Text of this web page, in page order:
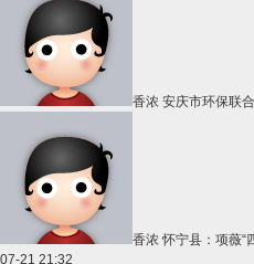
香浓 安庆市环保联
香浓怀宁县：项薇“
07-21 21:32